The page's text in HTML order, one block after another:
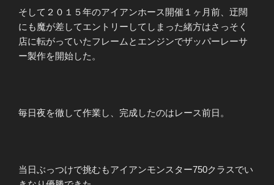
そして２０１５年のアイアンホース開催１ヶ月前、迂闊
にも魔が差してエントリーしてしまった緒方はさっそく
店に転がっていたフレームとエンジンでザッパーレーサ
ー製作を開始した。
毎日夜を徹して作業し、完成したのはレース前日。
当日ぶっつけで挑むもアイアンモンスター750クラスでい